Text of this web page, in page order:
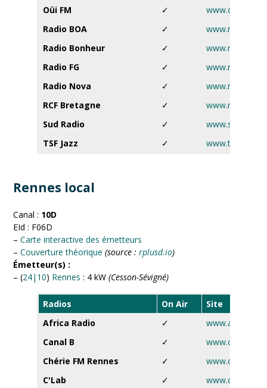
Oüi FM ✓
www.ouifm.fr
Radio BOA
✓
www.radio-
Radio Bonheur
✓
Radio FG
✓
Radio Nova
✓
www.nova.fr
RCF Bretagne
✓
www.rcf.fr
Sud Radio
✓
TSF Jazz
✓
Rennes local
Canal : 10D
EId : F06D
–Carte interactive des émetteurs
–Couverture théorique (source :rplusd.io)
Émetteur(s) :
– (24|10) Rennes : 4 kW(Cesson-Sévigné)
Radios On Air
Site
Africa Radio
✓
Canal B
✓
www.canalb.fr
Chérie FM Rennes
✓
C'Lab
✓
www.c-lab.fr